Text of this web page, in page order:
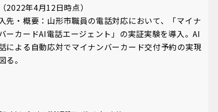
2022年4月12日時点）
先・概要：山形市職員の電話対応において、「マイナ
ーカードAI電話エージェント」の実証実験を導入。AI
による自動応対でマイナンバーカード交付予約の実現
る。